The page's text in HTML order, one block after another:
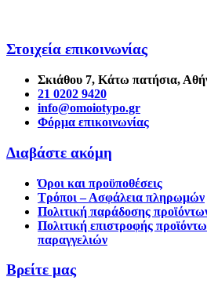
Στοιχεία επικοινωνίας
Σκιάθου 7, Κάτω πατήσια,
21 0202 9420
info@omoiotypo.gr
Φόρμα επικοινωνίας
Διαβάστε ακόμη
Όροι και προϋποθέσεις
Τρόποι – Ασφάλεια πληρωμών
Πολιτική παράδοσης
Πολιτική επιστροφής
παραγγελιών
Βρείτε μας